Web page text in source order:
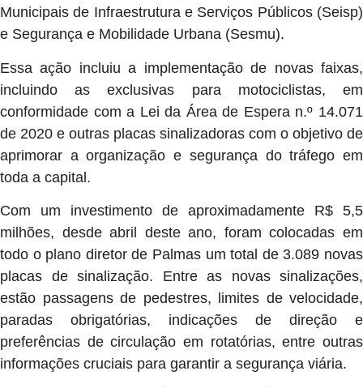
Municipais de Infraestrutura e Serviços Públicos (Seisp)
e Segurança e Mobilidade Urbana (Sesmu).
Essa ação incluiu a implementação de novas faixas,
incluindo as exclusivas para motociclistas, em
conformidade com a Lei da Área de Espera n.º 14.071
de 2020 e outras placas sinalizadoras com o objetivo de
aprimorar a organização e segurança do tráfego em
toda a capital.
Com um investimento de aproximadamente R$ 5,5
milhões, desde abril deste ano, foram colocadas em
todo o plano diretor de Palmas um total de 3.089 novas
placas de sinalização. Entre as novas sinalizações,
estão passagens de pedestres, limites de velocidade,
paradas obrigatórias, indicações de direção e
preferências de circulação em rotatórias, entre outras
informações cruciais para garantir a segurança viária.